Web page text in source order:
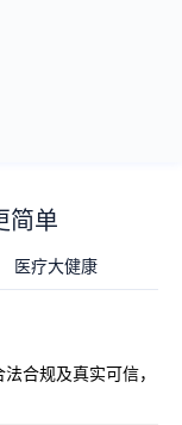
简单
医疗大健康
合规及真实可信，